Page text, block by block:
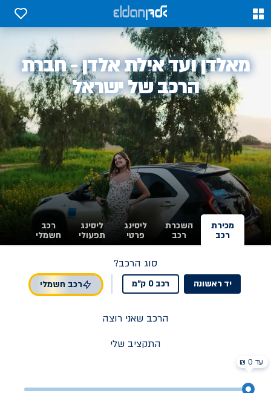
0
0
אלדן
מאלדן ועד אילת אלדן - חברת
הרכב של ישראל
מכירת
רכב
השכרת
רכב
ליסינג
פרטי
ליסינג
תפעולי
רכב
חשמלי
סוג הרכב?
יד ראשונה רכב 0 ק"מ רכב חשמלי
הרכב שאני רוצה
התקציב שלי
עד 0 ₪